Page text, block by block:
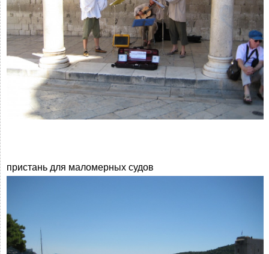
пристань для маломерных судов